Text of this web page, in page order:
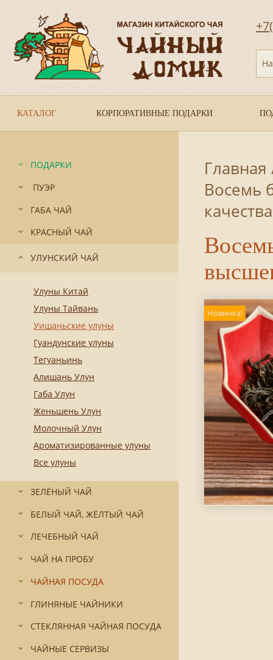
КАТАЛОГ КОРПОРАТИВНЫЕ ПОДАРКИ
ПОДАРКИ
ПУЭР
ГАБА ЧАЙ
КРАСНЫЙ ЧАЙ
УЛУНСКИЙ ЧАЙ
Улуны Китай
Улуны Тайвань
Уишаньские улуны
Гуандунские улуны
Тегуаньинь
Алишань Улун
Габа Улун
Женьшень Улун
Молочный Улун
Ароматизированные улуны
Все улуны
ЗЕЛЁНЫЙ ЧАЙ
БЕЛЫЙ ЧАЙ, ЖЁЛТЫЙ ЧАЙ
ЛЕЧЕБНЫЙ ЧАЙ
ЧАЙ НА ПРОБУ
ЧАЙНАЯ ПОСУДА
ГЛИНЯНЫЕ ЧАЙНИКИ
СТЕКЛЯННАЯ ЧАЙНАЯ ПОСУДА
ЧАЙНЫЕ СЕРВИЗЫ
Главная
Восемь
Новинка!